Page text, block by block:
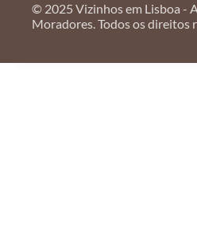
© 2025 Vizinhos em Lisboa -
Moradores. Todos os direitos